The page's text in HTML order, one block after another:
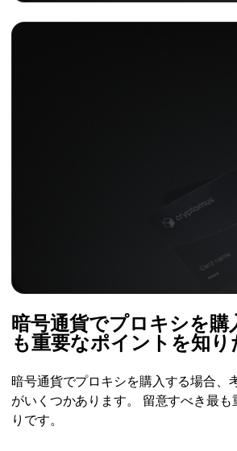
暗号通貨でプロキシを購
も重要なポイントを知
暗号通貨でプロキシを購入する場合、
がいくつかあります。 留意すべき最
りです。